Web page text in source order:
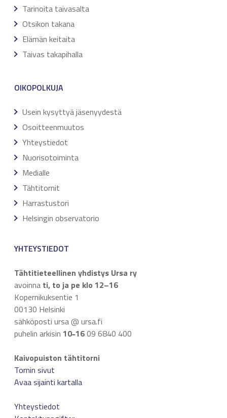
Tarinoita taivasalta
Otsikon takana
Elämän keitaita
Taivas takapihalla
OIKOPOLKUJA
Usein kysyttyä jäsenyydestä
Osoitteenmuutos
Yhteystiedot
Nuorisotoiminta
Medialle
Tähtitornit
Harrastustori
Helsingin observatorio
YHTEYSTIEDOT
Tähtitieteellinen yhdistys Ursa ry
avoinna ti, to ja pe klo 12–16
Kopernikuksentie 1
00130 Helsinki
sähköposti ursa @ ursa.fi
puhelin arkisin 10–1609 6840 400
Kaivopuiston tähtitorni
Tornin sivut
Avaa sijainti kartalla
Yhteystiedot